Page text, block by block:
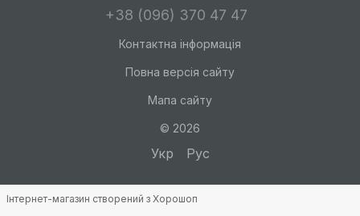
+38 (096) 370 47 47
Контактна інформація
Повна версія сайту
Мапа сайту
© 2026
Укр Рус
Інтернет-магазин створений з Хорошоп